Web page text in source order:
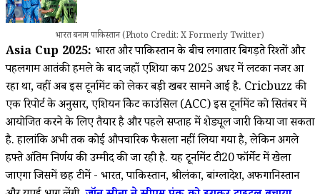
भारत बनाम पाकिस्तान (Photo Credit: X Formerly Twitter)
Asia Cup 2025: भारत और पाकिस्तान के बीच लगातार बिगड़ते रिश्तों और
पहलगाम आतंकी हमले के बाद जहाँ एशिया कप 2025 अधर में लटका नजर आ
रहा था, वहीं अब इस टूर्नामेंट को लेकर बड़ी खबर सामने आई है. Cricbuzz की
एक रिपोर्ट के अनुसार, एशियन क्रिकेट काउंसिल (ACC) इस टूर्नामेंट को सितंबर में
आयोजित करने के लिए तैयार है और पहले सप्ताह में शेड्यूल जारी किया जा सकता
है. हालांकि अभी तक कोई औपचारिक फैसला नहीं लिया गया है, लेकिन अगले
हफ्ते अंतिम निर्णय की उम्मीद की जा रही है. यह टूर्नामेंट टी20 फॉर्मेट में खेला
जाएगा जिसमें छह टीमें - भारत, पाकिस्तान, श्रीलंका, बांग्लादेश, अफगानिस्तान